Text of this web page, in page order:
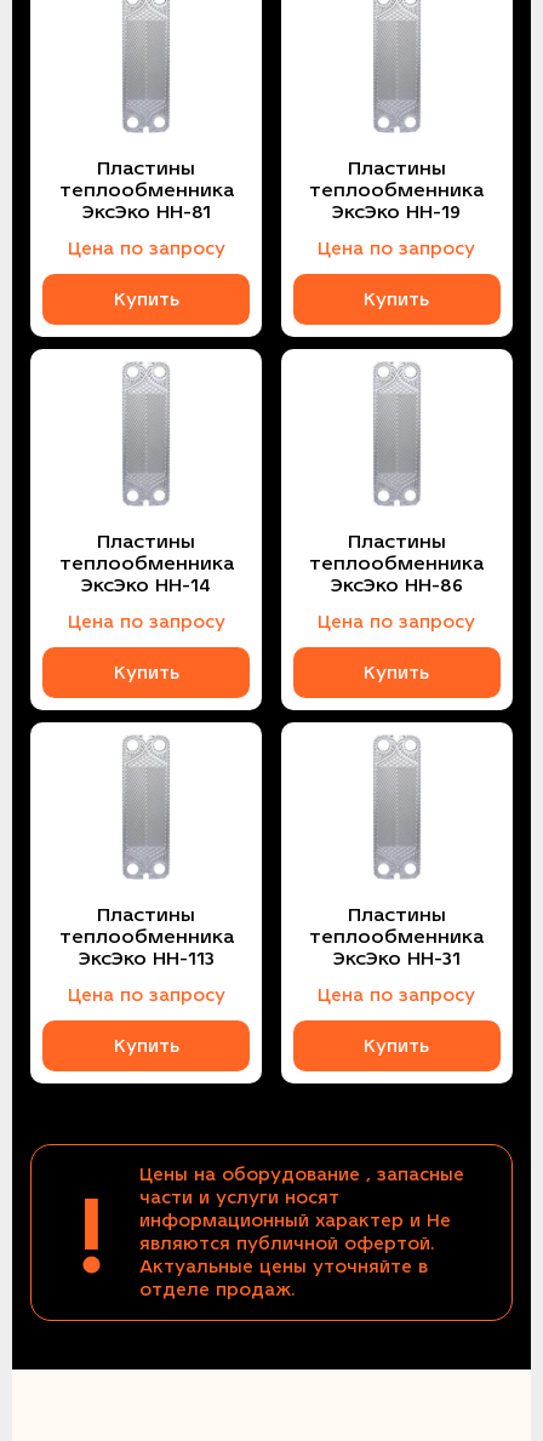
Пластины
теплообменника
ЭксЭко НН-81
Цена по запросу
Купить
Пластины
теплообменника
ЭксЭко НН-19
Цена по запросу
Купить
Пластины
теплообменника
ЭксЭко НН-14
Цена по запросу
Купить
Пластины
теплообменника
ЭксЭко НН-86
Цена по запросу
Купить
Пластины
теплообменника
ЭксЭко НН-113
Цена по запросу
Купить
Пластины
теплообменника
ЭксЭко НН-31
Цена по запросу
Купить
!
Цены на оборудование , запасные
части и услуги носят
информационный характер и Не
являются публичной офертой.
Актуальные цены уточняйте в
отделе продаж.